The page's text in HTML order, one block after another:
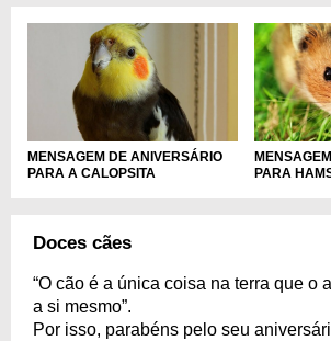
MENSAGEM DE ANIVERSÁRIO
PARA A CALOPSITA
PARA
Doces cães
“O cão é a única coisa na terra que o
a si mesmo”.
Por isso, parabéns pelo seu